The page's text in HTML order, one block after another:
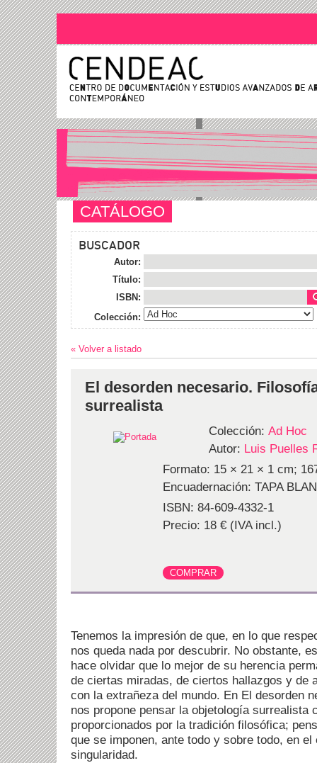
CATÁLOGO
BUSCADOR
Autor:
Título:
ISBN:
Colección:
« Volver a listado
El desorden necesario.
surrealista
Colección: Ad Hoc
Autor: Luis Puelles
Formato: 15 × 21 × 1 cm;
Encuadernación: TAPA
ISBN: 84-609-4332-1
Precio: 18 € (IVA incl.)
Tenemos la impresión de que, en lo que
nos queda nada por descubrir. No obstante,
hace olvidar que lo mejor de su herencia
de ciertas miradas, de ciertos hallazgos y de
con la extrañeza del mundo. En El desorden
nos propone pensar la objetología surrealista
proporcionados por la tradición filosófica;
que se imponen, ante todo y sobre todo, en
singularidad.